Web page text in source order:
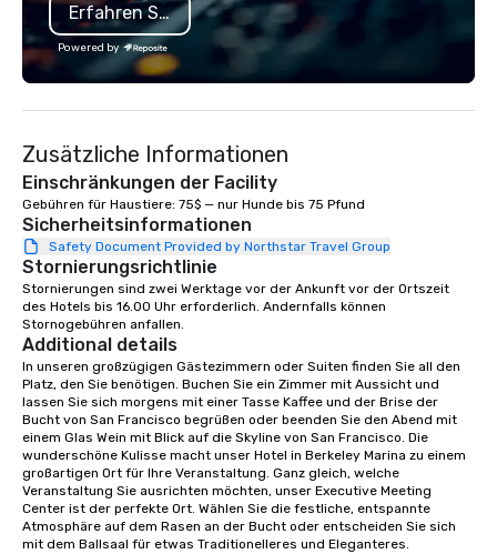
cooking experience, we create
memorable events that encourage
connection, boost engagement, and
leave participants with new skills
programs, birthday parties,
anniversary celebrations, rehearsal
dinners, holiday events, client
entertainment, and virtual team
connections. We handle everything
from ingredient sourcing to
instruction, making your event
planning seamless.
seniority, and
Erfahren Sie mehr
Powered by
Zusätzliche Informationen
Einschränkungen der Facility
Gebühren für Haustiere: 75$ — nur Hunde bis 75 Pfund
Sicherheitsinformationen
Safety Document Provided by Northstar Travel Group
Stornierungsrichtlinie
Stornierungen sind zwei Werktage vor der Ankunft vor der Ortszeit
des Hotels bis 16.00 Uhr erforderlich. Andernfalls können
Stornogebühren anfallen.
Additional details
In unseren großzügigen Gästezimmern oder Suiten finden Sie all den
Platz, den Sie benötigen. Buchen Sie ein Zimmer mit Aussicht und
lassen Sie sich morgens mit einer Tasse Kaffee und der Brise der
Bucht von San Francisco begrüßen oder beenden Sie den Abend mit
einem Glas Wein mit Blick auf die Skyline von San Francisco. Die
wunderschöne Kulisse macht unser Hotel in Berkeley Marina zu einem
großartigen Ort für Ihre Veranstaltung. Ganz gleich, welche
Veranstaltung Sie ausrichten möchten, unser Executive Meeting
Center ist der perfekte Ort. Wählen Sie die festliche, entspannte
Atmosphäre auf dem Rasen an der Bucht oder entscheiden Sie sich
mit dem Ballsaal für etwas Traditionelleres und Eleganteres.